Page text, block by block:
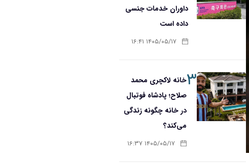
داوران خدمات جنسی
داده است
۱۴۰۵/۰۵/۱۷ ۱۶:۴۱
۳خانه لاکچری محمد
صلاح؛ پادشاه فوتبال
در خانه چگونه زندگی
می‌کند؟
۱۴۰۵/۰۵/۱۷ ۱۶:۳۷